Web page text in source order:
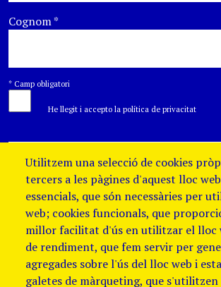
Cognom*
* Camp obligatori
He llegit i accepto la política de privacitat
Utilitzem una selecció de cookies
tercers a les pàgines d'aquest lloc
essencials, que són necessàries per
web; cookies funcionals, que
millor facilitat d'ús en utilitzar el lloc
de rendiment, que fem servir per
agregades sobre l'ús del lloc web i
galetes de màrqueting, que